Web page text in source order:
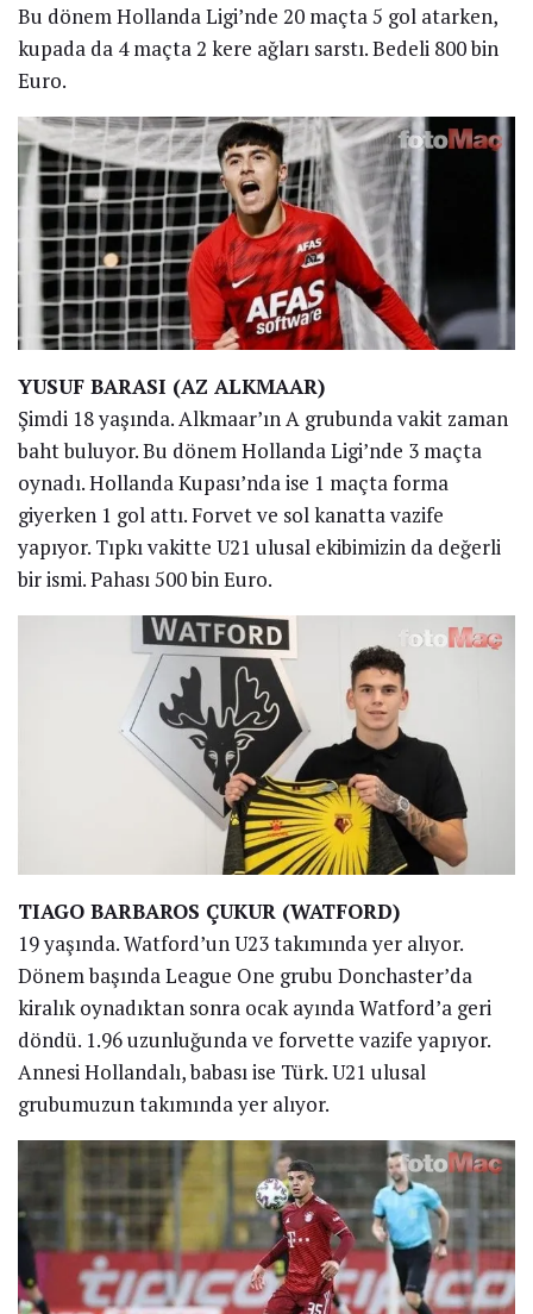
Bu dönem Hollanda Ligi’nde 20 maçta 5 gol atarken,
kupada da 4 maçta 2 kere ağları sarstı. Bedeli 800 bin
Euro.
YUSUF BARASI (AZ ALKMAAR)
Şimdi 18 yaşında. Alkmaar’ın A grubunda vakit zaman
baht buluyor. Bu dönem Hollanda Ligi’nde 3 maçta
oynadı. Hollanda Kupası’nda ise 1 maçta forma
giyerken 1 gol attı. Forvet ve sol kanatta vazife
yapıyor. Tıpkı vakitte U21 ulusal ekibimizin da değerli
bir ismi. Pahası 500 bin Euro.
TIAGO BARBAROS ÇUKUR (WATFORD)
19 yaşında. Watford’un U23 takımında yer alıyor.
Dönem başında League One grubu Donchaster’da
kiralık oynadıktan sonra ocak ayında Watford’a geri
döndü. 1.96 uzunluğunda ve forvette vazife yapıyor.
Annesi Hollandalı, babası ise Türk. U21 ulusal
grubumuzun takımında yer alıyor.